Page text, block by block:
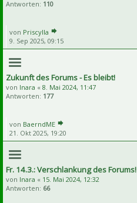
Antworten: 110
von Priscylla
9. Sep 2025, 09:15
Zukunft des Forums - Es bleibt!
von Inara « 8. Mai 2024, 11:47
Antworten: 177
von BaerndME
21. Okt 2025, 19:20
Fr. 14.3.: Verschlankung des Forums!
von Inara « 15. Mai 2024, 12:32
Antworten: 66